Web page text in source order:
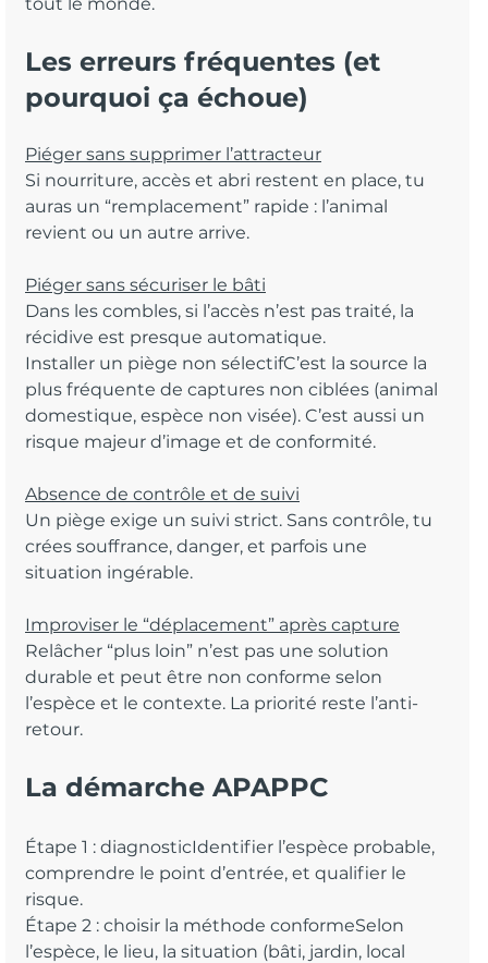
Les erreurs fréquentes (et
pourquoi ça échoue)
Piéger sans supprimer l’attracteur
Si nourriture, accès et abri restent en place, tu
auras un “remplacement” rapide : l’animal
revient ou un autre arrive.
Piéger sans sécuriser le bâti
Dans les combles, si l’accès n’est pas traité, la
récidive est presque automatique.
Installer un piège non sélectifC’est la source la
plus fréquente de captures non ciblées (animal
domestique, espèce non visée). C’est aussi un
risque majeur d’image et de conformité.
Absence de contrôle et de suivi
Un piège exige un suivi strict. Sans contrôle, tu
crées souffrance, danger, et parfois une
situation ingérable.
Improviser le “déplacement” après capture
Relâcher “plus loin” n’est pas une solution
durable et peut être non conforme selon
l’espèce et le contexte. La priorité reste l’anti-
retour.
La démarche APAPPC
Étape 1 : diagnosticIdentifier l’espèce probable,
comprendre le point d’entrée, et qualifier le
risque.
Étape 2 : choisir la méthode conformeSelon
l’espèce, le lieu, la situation (bâti, jardin, local